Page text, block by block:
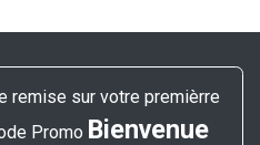
remise sur votre premièrre
Promo Bienvenue